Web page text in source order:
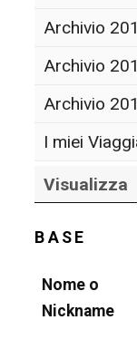
Archivio
Archivio
Archivio
I miei
Visualizza
BASE
Nome o
Nickname